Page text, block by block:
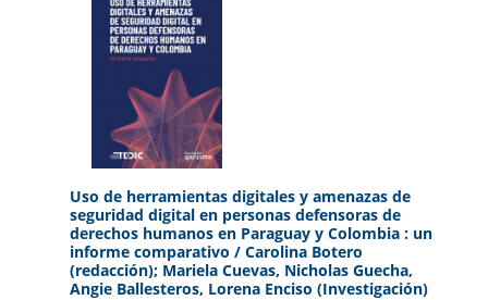
Uso de herramientas digitales y amenazas de
seguridad digital en personas defensoras de
derechos humanos en Paraguay y Colombia : un
informe comparativo/ Carolina Botero
(redacción); Mariela Cuevas, Nicholas Guecha,
Angie Ballesteros, Lorena Enciso (Investigación)